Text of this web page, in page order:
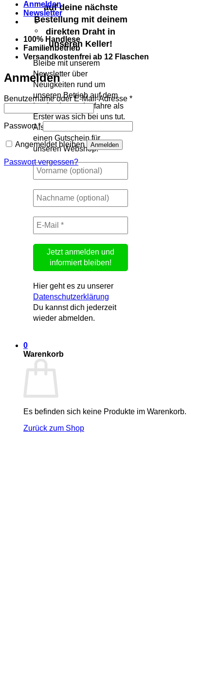
auf deine nächste
Bestellung mit deinem
direkten Draht in
unseren Keller!
Bleibe mit unserem
Newsletter über
Neuigkeiten rund um
unseren Betrieb auf dem
Laufenden und erfahre als
Erster was sich bei uns tut.
Als Dankeschön gibt es
einen Gutschein für
unseren Webshop.
Hier geht es zu unserer
Datenschutzerklärung
Du kannst dich jederzeit
wieder abmelden.
0
Warenkorb
Es befinden sich keine Produkte im Warenkorb.
Zurück zum Shop
Anmelden
Newsletter
100% Handlese
Familienbetrieb
Versandkostenfrei ab 12 Flaschen
Anmelden
Benutzername oder E-Mail-Adresse *Erforderlich
Passwort*Erforderlich
Angemeldet bleiben Anmelden
Passwort vergessen?